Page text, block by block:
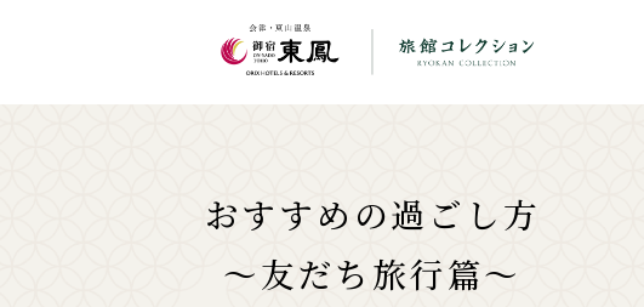
おすすめの過ごし方
〜友だち旅行篇〜